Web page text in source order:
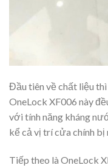
Đầu tiên về chất liệu
OneLock XF006 này
với tính năng kháng
kể cả vị trí cửa chính
Tiếp theo là OneLock